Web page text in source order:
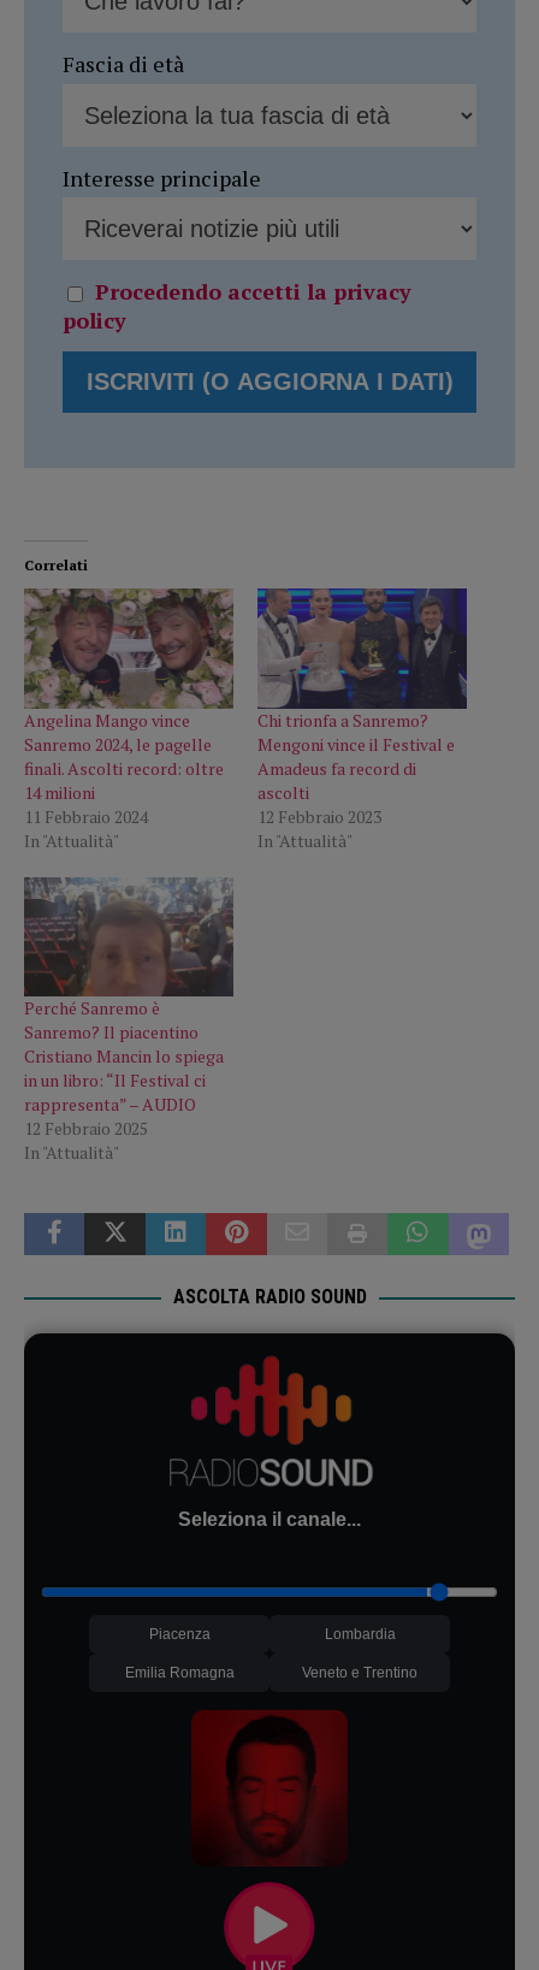
Fascia di età
Interesse principale
Procedendo accetti la privacy
policy
Correlati
Angelina Mango vince
Sanremo 2024, le pagelle
finali. Ascolti record: oltre
14 milioni
11 Febbraio 2024
In "Attualità"
Chi trionfa a Sanremo?
Mengoni vince il Festival e
Amadeus fa record di
ascolti
12 Febbraio 2023
In "Attualità"
Perché Sanremo è
Sanremo? Il piacentino
Cristiano Mancin lo spiega
in un libro: “Il Festival ci
rappresenta” – AUDIO
12 Febbraio 2025
In "Attualità"
ASCOLTA RADIO SOUND
Seleziona il canale...
Piacenza Lombardia
Emilia Romagna Veneto e Trentino